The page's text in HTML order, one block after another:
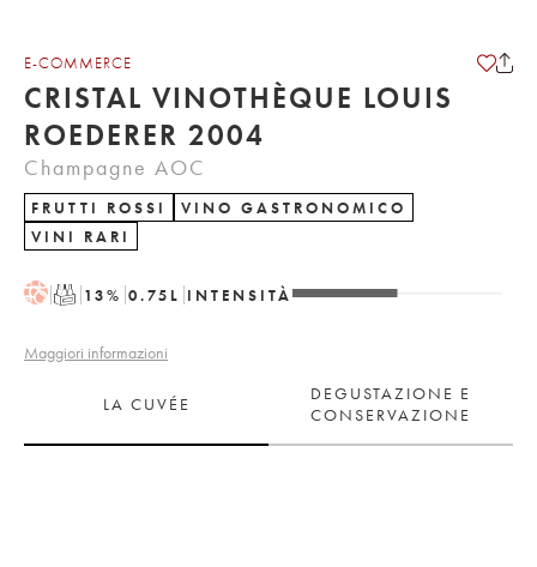
E-COMMERCE
CRISTAL VINOTHÈQUE LOUIS
ROEDERER 2004
Champagne AOC
FRUTTI ROSSI
VINO GASTRONOMICO
VINI RARI
HT 13% 0.75 L INTENSITÀ
Maggiori informazioni
LA CUVÉE
DEGUSTAZIONE E
CONSERVAZIONE